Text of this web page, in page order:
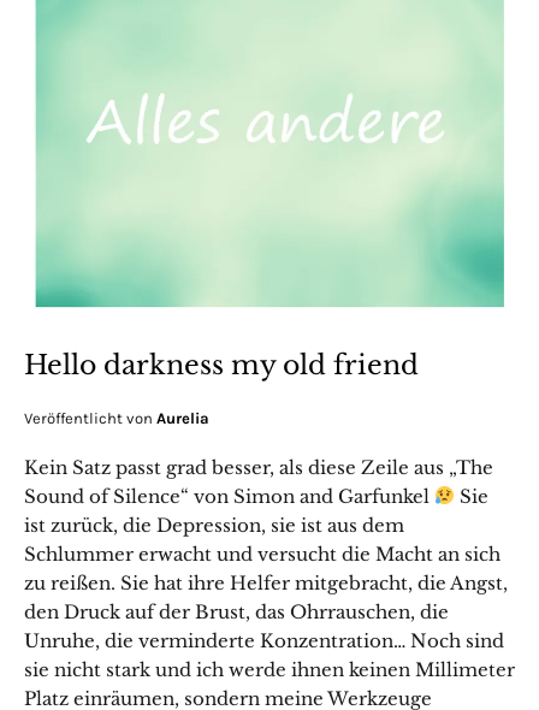
Hello darkness my old friend
Veröffentlicht von Aurelia
Kein Satz passt grad besser, als diese Zeile aus „The
Sound of Silence“ von Simon and Garfunkel
Sie
ist zurück, die Depression, sie ist aus dem
Schlummer erwacht und versucht die Macht an sich
zu reißen. Sie hat ihre Helfer mitgebracht, die Angst,
den Druck auf der Brust, das Ohrrauschen, die
Unruhe, die verminderte Konzentration… Noch sind
sie nicht stark und ich werde ihnen keinen Millimeter
Platz einräumen, sondern meine Werkzeuge